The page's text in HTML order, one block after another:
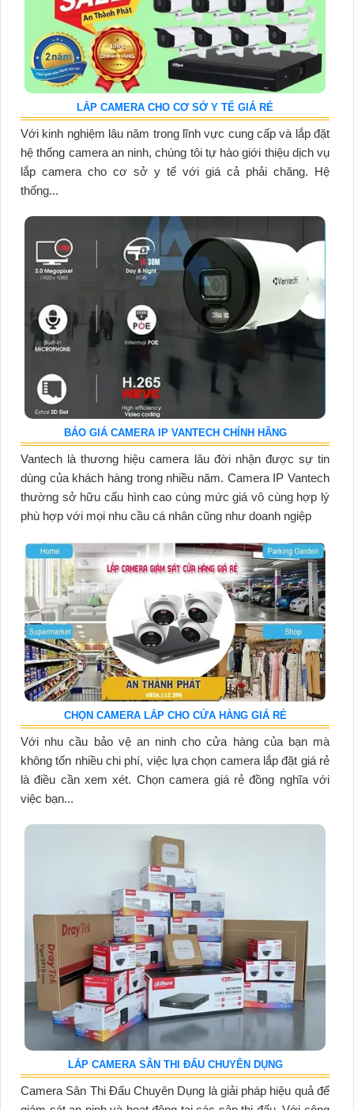
LẮP CAMERA CHO CƠ SỞ Y TẾ GIÁ RẺ
Với kinh nghiệm lâu năm trong lĩnh vực cung cấp và lắp đặt
hệ thống camera an ninh, chúng tôi tự hào giới thiệu dịch vụ
lắp camera cho cơ sở y tế với giá cả phải chăng. Hệ
thống...
BÁO GIÁ CAMERA IP VANTECH CHÍNH HÃNG
Vantech là thương hiệu camera lâu đời nhận được sự tin
dùng của khách hàng trong nhiều năm. Camera IP Vantech
thường sở hữu cấu hình cao cùng mức giá vô cùng hợp lý
phù hợp với mọi nhu cầu cá nhân cũng như doanh ngiệp
CHỌN CAMERA LẮP CHO CỬA HÀNG GIÁ RẺ
Với nhu cầu bảo vệ an ninh cho cửa hàng của bạn mà
không tốn nhiều chi phí, việc lựa chọn camera lắp đặt giá rẻ
là điều cần xem xét. Chọn camera giá rẻ đồng nghĩa với
việc bạn...
LẮP CAMERA SÂN THI ĐẤU CHUYÊN DỤNG
Camera Sân Thi Đấu Chuyên Dụng là giải pháp hiệu quả để